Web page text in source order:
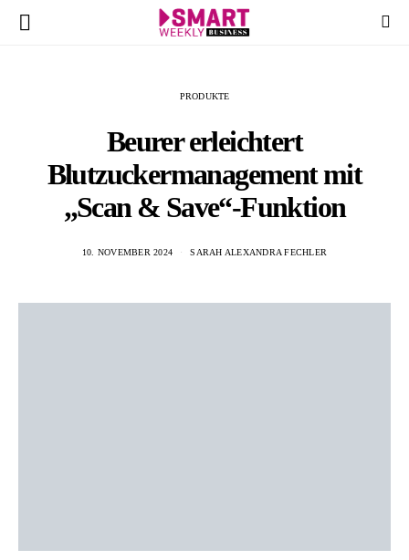
PRODUKTE
Beurer erleichtert
Blutzuckermanagement mit
„Scan & Save“-Funktion
10. NOVEMBER 2024 SARAH ALEXANDRA FECHLER